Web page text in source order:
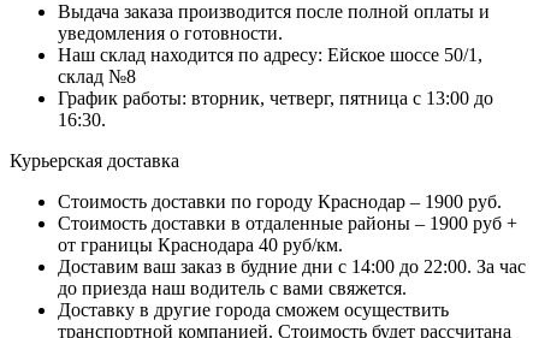
Выдача заказа производится после полной оплаты и
уведомления о готовности.
Наш склад находится по адресу: Ейское шоссе 50/1,
склад №8
График работы: вторник, четверг, пятница с 13:00 до
16:30.
Курьерская доставка
Стоимость доставки по городу Краснодар – 1900 руб.
Стоимость доставки в отдаленные районы – 1900 руб +
от границы Краснодара 40 руб/км.
Доставим ваш заказ в будние дни с 14:00 до 22:00. За час
до приезда наш водитель с вами свяжется.
Доставку в другие города сможем осуществить
транспортной компанией. Стоимость будет рассчитана